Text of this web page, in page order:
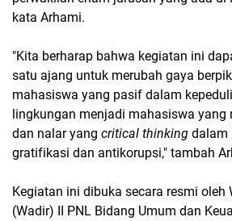
kata Arhami.
"Kita berharap bahwa kegiatan ini
satu ajang untuk merubah gaya
mahasiswa yang pasif dalam
lingkungan menjadi mahasiswa
dan nalar yang critical thinking dalam
gratifikasi dan antikorupsi," tambah
Kegiatan ini dibuka secara resmi oleh
(Wadir) II PNL Bidang Umum dan